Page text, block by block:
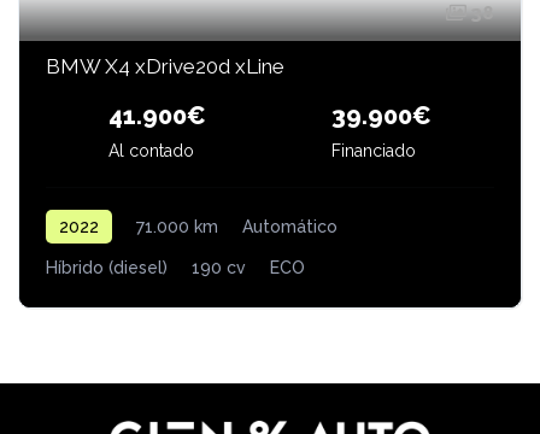
38
BMW X4 xDrive20d xLine
41.900€
Al contado
39.900€
Financiado
2022 71.000 km Automático
Híbrido (diesel) 190 cv ECO